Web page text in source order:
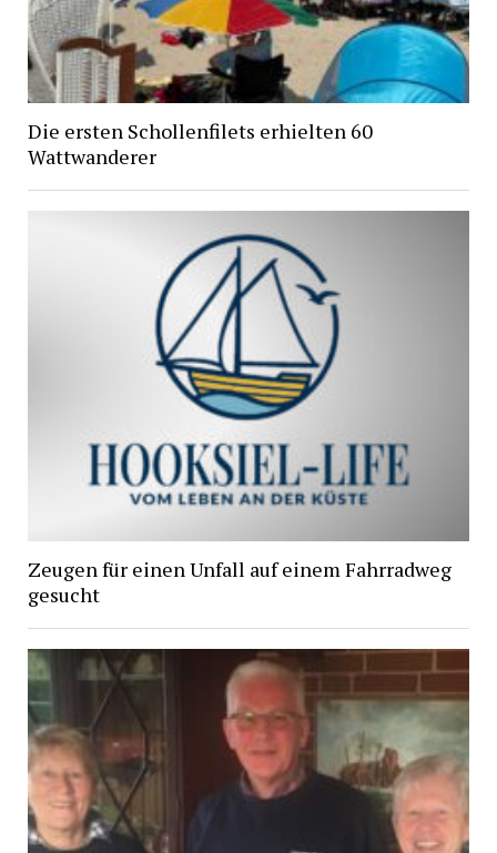
Die ersten Schollenfilets erhielten 60
Wattwanderer
Zeugen für einen Unfall auf einem Fahrradweg
gesucht